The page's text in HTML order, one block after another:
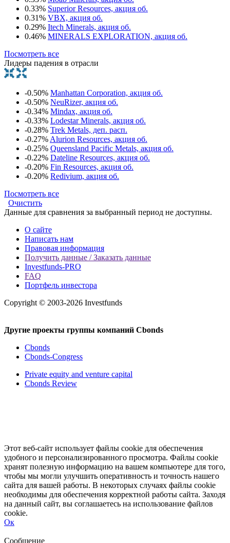
0.33% Superior Resources, акция об.
0.31% VBX, акция об.
0.29% Itech Minerals, акция об.
0.46% MINERALS EXPLORATION, акция об.
Посмотреть все
Лидеры падения в отрасли
-0.50% Manhattan Corporation, акция об.
-0.50% NeuRizer, акция об.
-0.34% Mindax, акция об.
-0.33% Lodestar Minerals, акция об.
-0.28% Trek Metals, деп. расп.
-0.27% Alurion Resources, акция об.
-0.25% Queensland Pacific Metals, акция об.
-0.22% Dateline Resources, акция об.
-0.20% Fin Resources, акция об.
-0.20% Redivium, акция об.
Посмотреть все
Очистить
Данные для сравнения за выбранный период не доступны.
О сайте
Написать нам
Правовая информация
Получить данные / Заказать данные
Investfunds-PRO
FAQ
Портфель инвестора
Copyright © 2003-2026 Investfunds
Другие проекты группы компаний Cbonds
Cbonds
Cbonds-Congress
Private equity and venture capital
Cbonds Review
Этот веб-сайт использует файлы cookie для обеспечения
удобного и персонализированного просмотра. Файлы cookie
хранят полезную информацию на вашем компьютере для того,
чтобы мы могли улучшить оперативность и точность нашего
сайта для вашей работы. В некоторых случаях файлы cookie
необходимы для обеспечения корректной работы сайта. Заходя
на данный сайт, вы соглашаетесь на использование файлов
cookie.
Ок
Сообщение